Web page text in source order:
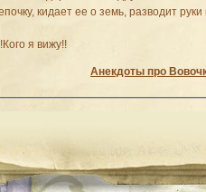
кидает ее о земь, разводит руки
я вижу!!
Анекдоты про